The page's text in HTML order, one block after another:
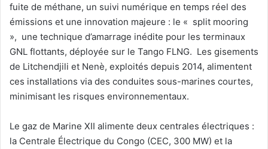
fuite de méthane, un suivi numérique en temps réel des
émissions et une innovation majeure : le « split mooring
», une technique d’amarrage inédite pour les terminaux
GNL flottants, déployée sur le Tango FLNG. Les gisements
de Litchendjili et Nenè, exploités depuis 2014, alimentent
ces installations via des conduites sous-marines courtes,
minimisant les risques environnementaux.
Le gaz de Marine XII alimente deux centrales électriques :
la Centrale Électrique du Congo (CEC, 300 MW) et la